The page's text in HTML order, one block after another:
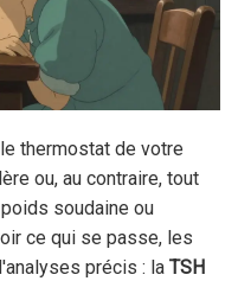
thermostat de votre
ou, au contraire, tout
soudaine ou
ce qui se passe, les
précis : la TSH